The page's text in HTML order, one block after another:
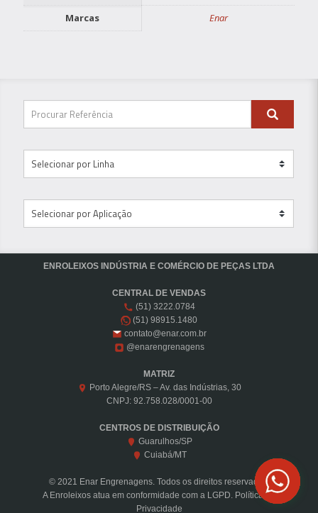
Marcas
Enar
ENROLEIXOS INDÚSTRIA E COMÉRCIO DE PEÇAS LTDA
CENTRAL DE VENDAS
(51) 3222.0784
(51) 98915.1480
contato@enar.com.br
@enarengrenagens
MATRIZ
Porto Alegre/RS – Av. das Indústrias, 30
CNPJ: 92.758.028/0001-00
CENTROS DE DISTRIBUIÇÃO
Guarulhos/SP
Cuiabá/MT
© 2021 Enar Engrenagens. Todos os direitos reservados.
A Enroleixos atua em conformidade com a LGPD. Política de
Privacidade